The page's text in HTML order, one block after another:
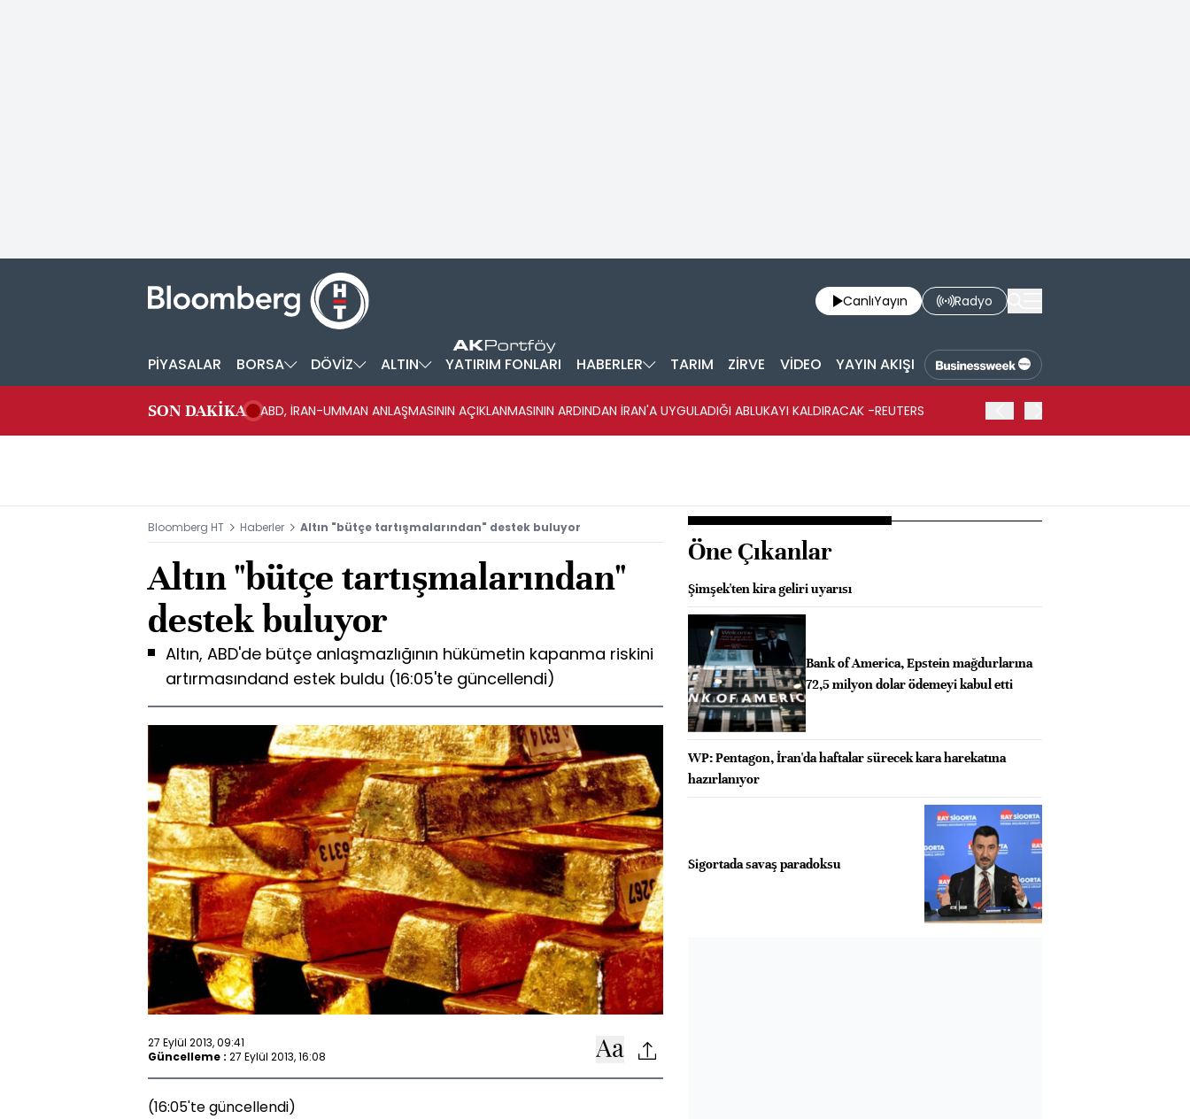
CanlıYayın Radyo
PİYASALAR BORSA DÖVİZ ALTIN YATIRIM FONLARI HABERLER TARIM ZİRVE VİDEO YAYIN AKIŞI
SON DAKİKA ABD, İRAN-UMMAN ANLAŞMASININ AÇIKLANMASININ ARDINDAN İRAN'A UYGULADIĞI ABLUKAYI KALDIRACAK -REUTERS
Bloomberg HT Haberler Altın "bütçe tartışmalarından" destek buluyor
Altın "bütçe tartışmalarından"
destek buluyor
Altın, ABD'de bütçe anlaşmazlığının hükümetin kapanma riskini
artırmasındand estek buldu (16:05'te güncellendi)
27 Eylül 2013, 09:41
Güncelleme : 27 Eylül 2013, 16:08
(16:05'te güncellendi)
Öne Çıkanlar
Şimşek'ten kira geliri uyarısı
Bank of America, Epstein mağdurlarına
72,5 milyon dolar ödemeyi kabul etti
WP: Pentagon, İran'da haftalar sürecek kara harekatına
hazırlanıyor
Sigortada savaş paradoksu